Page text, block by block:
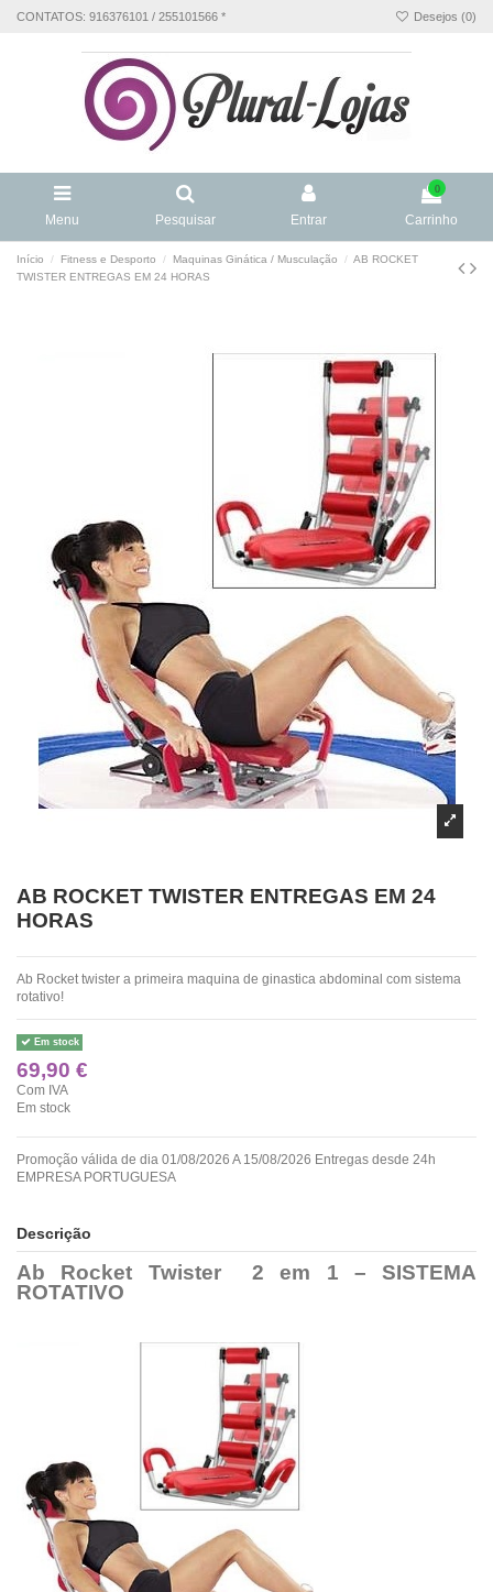
CONTATOS: 916376101 / 255101566 * Desejos (0)
Menu Pesquisar Entrar
0
Carrinho
Início Fitness e Desporto Maquinas Ginática / Musculação
AB ROCKET
TWISTER ENTREGAS EM 24 HORAS
AB ROCKET TWISTER ENTREGAS EM 24
HORAS
Ab Rocket twister a primeira maquina de ginastica abdominal com sistema
rotativo!
Em stock
69,90 €
Com IVA
Em stock
Promoção válida de dia 01/08/2026 A 15/08/2026 Entregas desde 24h
EMPRESA PORTUGUESA
Descrição
Ab Rocket Twister 2 em 1 – SISTEMA
ROTATIVO